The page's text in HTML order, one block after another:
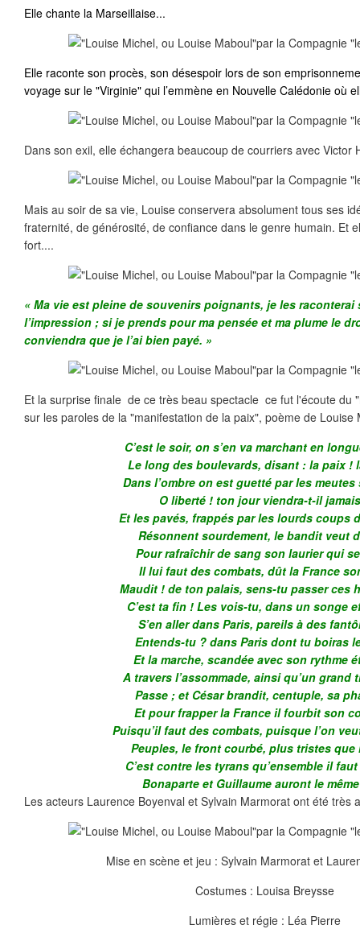
Elle chante la Marseillaise...
Elle raconte son procès, son désespoir lors de son
voyage sur le "Virginie" qui l’emmène en Nouvelle Calédonie où
Dans son exil, elle échangera beaucoup de courriers avec Victor
Mais au soir de sa vie, Louise conservera absolument tous ses
fraternité, de générosité, de confiance dans le genre humain. Et
fort....
« Ma vie est pleine de souvenirs poignants, je les raconterai
l’impression ; si je prends pour ma pensée et ma plume le
conviendra que je l’ai bien payé. »
Et la surprise finale de ce très beau spectacle ce fut l'écoute du
sur les paroles de la "manifestation de la paix", poème de Louise
C’est le soir, on s’en va marchant en
Le long des boulevards, disant : la paix !
Dans l’ombre on est guetté par les
O liberté ! ton jour viendra-t-il
Et les pavés, frappés par les lourds coups
Résonnent sourdement, le bandit veut
Pour rafraîchir de sang son laurier qui
Il lui faut des combats, dût la France
Maudit ! de ton palais, sens-tu passer ces
C’est ta fin ! Les vois-tu, dans un songe
S’en aller dans Paris, pareils à des
Entends-tu ? dans Paris dont tu boiras
Et la marche, scandée avec son rythme
A travers l’assommade, ainsi qu’un grand
Passe ; et César brandit, centuple, sa
Et pour frapper la France il fourbit son
Puisqu’il faut des combats, puisque l’on
Peuples, le front courbé, plus tristes que
C’est contre les tyrans qu’ensemble il
Bonaparte et Guillaume auront le
Les acteurs Laurence Boyenval et Sylvain Marmorat ont été très
Mise en scène et jeu : Sylvain Marmorat et
Costumes : Louisa Breysse
Lumières et régie : Léa Pierre